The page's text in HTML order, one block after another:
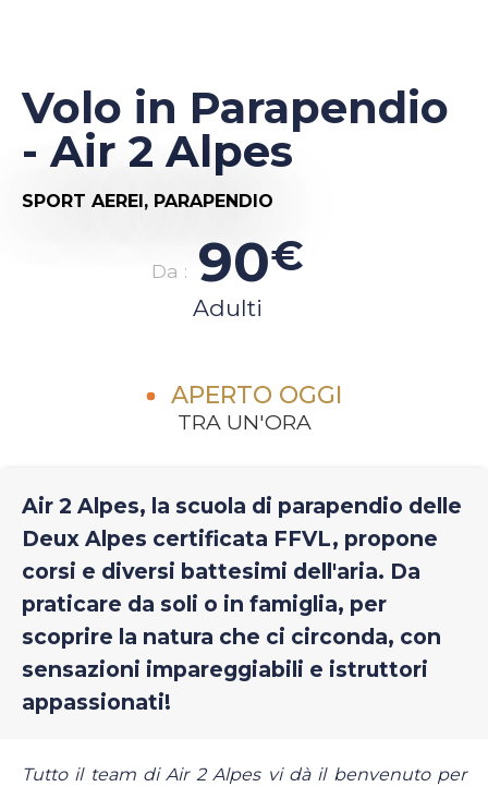
Volo in Parapendio
- Air 2 Alpes
SPORT AEREI, PARAPENDIO
Da : 90€
Adulti
APERTO OGGI
TRA UN'ORA
Air 2 Alpes, la scuola di parapendio delle
Deux Alpes certificata FFVL, propone
corsi e diversi battesimi dell'aria. Da
praticare da soli o in famiglia, per
scoprire la natura che ci circonda, con
sensazioni impareggiabili e istruttori
appassionati!
Tutto il team di Air 2 Alpes vi dà il benvenuto per